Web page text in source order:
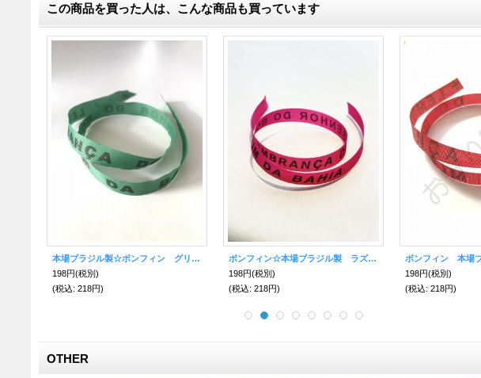
この商品を買った人は、こんな商品も買っています
本場ブラジル製☆ボンフィン グリーン
198円(税別)
(税込: 218円)
ボンフィン☆本場ブラジル製 ラズベリー
198円(税別)
(税込: 218円)
ボンフィン 本場
198円(税別)
(税込: 218円)
OTHER